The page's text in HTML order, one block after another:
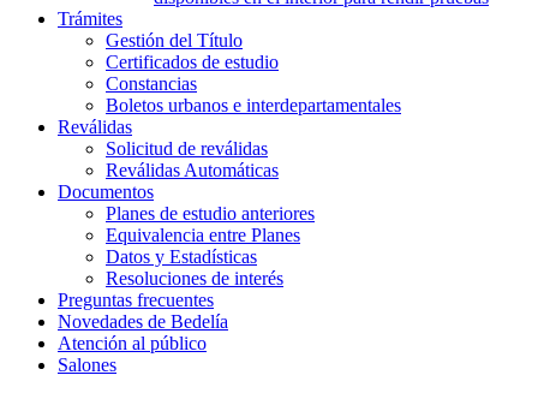
Trámites
Gestión del Título
Certificados de estudio
Constancias
Boletos urbanos e interdepartamentales
Reválidas
Solicitud de reválidas
Reválidas Automáticas
Documentos
Planes de estudio anteriores
Equivalencia entre Planes
Datos y Estadísticas
Resoluciones de interés
Preguntas frecuentes
Novedades de Bedelía
Atención al público
Salones